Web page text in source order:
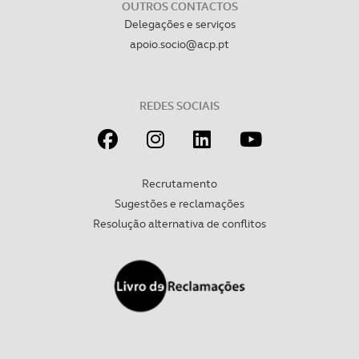
Realçamos que o bloqueio de certo tipo de Cookies e
tecnologias similares pode ter impacto na sua
Consulte a política de cookies do site.
OUTROS CONTACTOS
Delegações e serviços
apoio.socio@acp.pt
REDES SOCIAIS
Recrutamento
Sugestões e reclamações
Resolução alternativa de conflitos